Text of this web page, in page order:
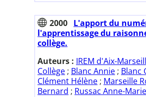
2000 L'apport du
l'apprentissage du
collège.
Auteurs : IREM d'Aix-
Collège ; Blanc Annie ; Blanc
Clément Hélène ; Marseille
Bernard ; Russac Anne-Marie